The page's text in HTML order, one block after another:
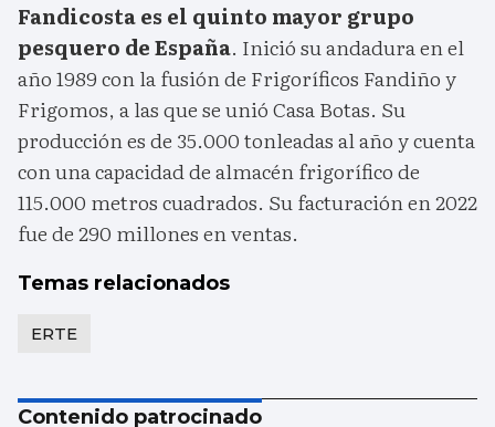
Fandicosta es el quinto mayor grupo
pesquero de España. Inició su andadura en el
año 1989 con la fusión de Frigoríficos Fandiño y
Frigomos, a las que se unió Casa Botas. Su
producción es de 35.000 tonleadas al año y cuenta
con una capacidad de almacén frigorífico de
115.000 metros cuadrados. Su facturación en 2022
fue de 290 millones en ventas.
Temas relacionados
ERTE
Contenido patrocinado